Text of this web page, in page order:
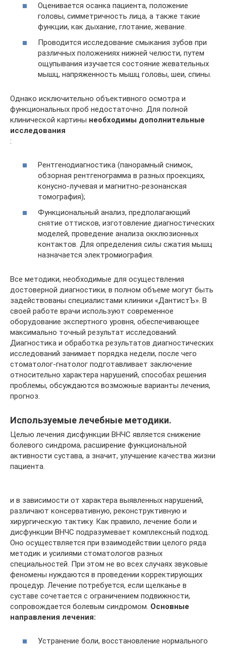
Оценивается осанка пациента, положение
головы, симметричность лица, а также такие
функции, как дыхание, глотание, жевание.
Проводится исследование смыкания зубов при
различных положениях нижней челюсти, путем
ощупывания изучается состояние жевательных
мышц, напряженность мышц головы, шеи, спины.
Однако исключительно объективного осмотра и
функциональных проб недостаточно. Для полной
клинической картины необходимы дополнительные
исследования
:
Рентгенодиагностика (панорамный снимок,
обзорная рентгенограмма в разных проекциях,
конусно-лучевая и магнитно-резонанская
томография);
Функциональный анализ, предполагающий
снятие оттисков, изготовление диагностических
моделей, проведение анализа окклюзионных
контактов. Для определения силы сжатия мышц
назначается электромиография.
Все методики, необходимые для осуществления
достоверной диагностики, в полном объеме могут быть
задействованы специалистами клиники «ДантистЪ». В
своей работе врачи используют современное
оборудование экспертного уровня, обеспечивающее
максимально точный результат исследований.
Диагностика и обработка результатов диагностических
исследований занимает порядка недели, после чего
стоматолог-гнатолог подготавливает заключение
относительно характера нарушений, способах решения
проблемы, обсуждаются возможные варианты лечения,
прогноз.
Используемые лечебные методики.
Целью лечения дисфункции ВНЧС является снижение
болевого синдрома, расширение функциональной
активности сустава, а значит, улучшение качества жизни
пациента.
и в зависимости от характера выявленных нарушений,
различают консервативную, реконструктивную и
хирургическую тактику. Как правило, лечение боли и
дисфункции ВНЧС подразумевает комплексный подход.
Оно осуществляется при взаимодействии целого ряда
методик и усилиями стоматологов разных
специальностей. При этом не во всех случаях звуковые
феномены нуждаются в проведении корректирующих
процедур. Лечение потребуется, если щелканье в
суставе сочетается с ограничением подвижности,
сопровождается болевым синдромом. Основные
направления лечения:
Устранение боли, восстановление нормального